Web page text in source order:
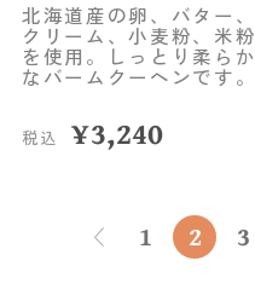
北海道産の卵、バター、
クリーム、小麦粉、米粉
を使用。しっとり柔らか
なバームクーヘンです。
税込 ¥3,240
1 2 3